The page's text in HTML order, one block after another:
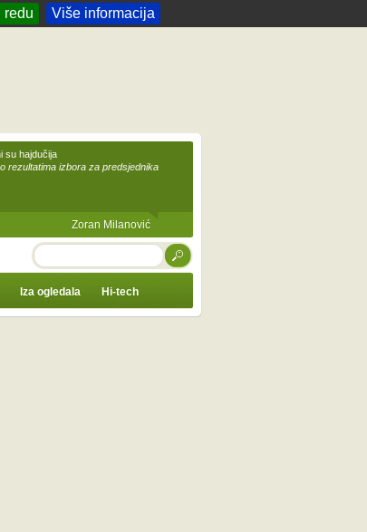
redu Više informacija
su hajdučija
rezultatima izbora za predsjednika
Zoran Milanović
TRAŽI
Iza ogledala Hi-tech